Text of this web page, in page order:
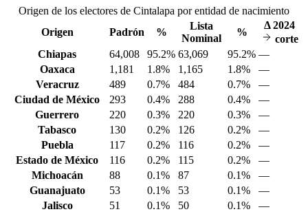
Origen de los electores de Cintalapa por entidad de nacimiento
Origen
Padrón %
Lista
Nominal
%
Δ2024
corte
Chiapas
64,008 95.2% 63,069 95.2% —
Oaxaca
1,181 1.8% 1,165 1.8%
—
Veracruz
489 0.7% 484 0.7%
—
Ciudad de México
293 0.4% 288 0.4%
—
Guerrero
220 0.3% 220 0.3%
—
Tabasco
130 0.2% 126 0.2%
—
Puebla
117 0.2% 116 0.2%
—
Estado de México
116 0.2% 115 0.2%
—
Michoacán
88 0.1% 87 0.1%
—
Guanajuato
53 0.1% 53 0.1%
—
Jalisco
51 0.1% 50 0.1%
—